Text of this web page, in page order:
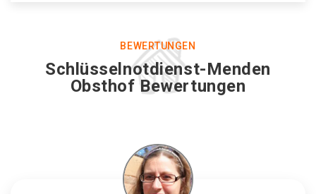
BEWERTUNGEN
Schlüsselnotdienst-Menden
Obsthof Bewertungen